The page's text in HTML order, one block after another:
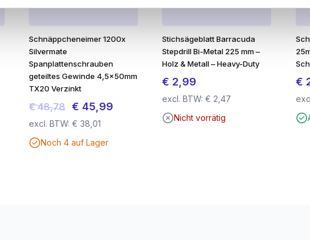
Schnäppcheneimer 1200x
Silvermate
Spanplattenschrauben
geteiltes Gewinde 4,5x50mm
TX20 Verzinkt
€48,78 Ursprünglicher
Preis
war:
€ 45,99
excl. BTW:€ 38,01
Noch 4 auf Lager
Stichsägeblatt Barracuda
Stepdrill Bi-Metal 225 mm –
Holz & Metall – Heavy-Duty
€ 2,99
excl. BTW:€ 2,47
Nicht vorrätig
€